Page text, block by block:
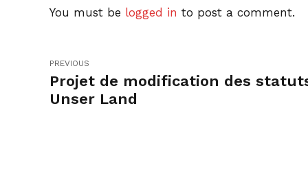
You must be logged in to post a comment.
PREVIOUS
Projet de modification des
Unser Land